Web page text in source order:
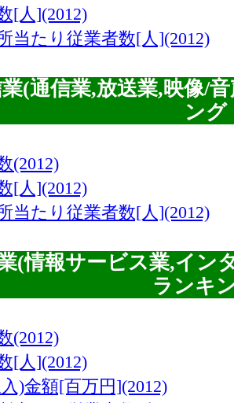
[人](2012)
当たり従業者数[人](2012)
(通信業,放送業,映像/
ング
(2012)
[人](2012)
当たり従業者数[人](2012)
(情報サービス業,イン
ランキ
(2012)
[人](2012)
)金額[百万円](2012)